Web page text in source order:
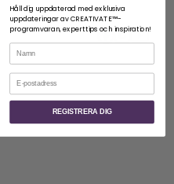
Håll dig uppdaterad med exklusiva
uppdateringar av CREATIVATE™-
programvaran, experttips och inspiration!
Namn
E-post
REGISTRERA DIG